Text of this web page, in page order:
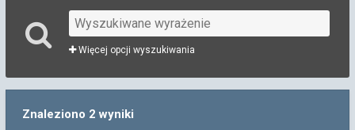
Więcej opcji wyszukiwania
Znaleziono 2 wyniki